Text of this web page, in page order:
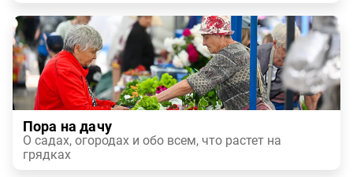
Пора на дачу
О садах, огородах и обо всем, что растет на
грядках